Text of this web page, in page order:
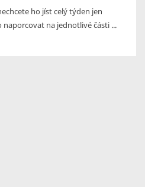
ho jíst celý týden jen
naporcovat na jednotlivé části ...